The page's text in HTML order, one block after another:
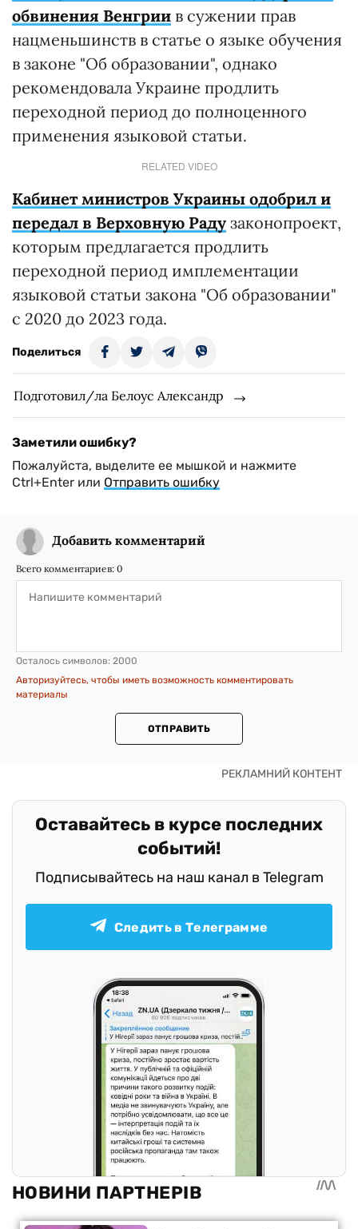
обвинения Венгрии в сужении прав
нацменьшинств в статье о языке обучения
в законе "Об образовании", однако
рекомендовала Украине продлить
переходной период до полноценного
применения языковой статьи.
RELATED VIDEO
Кабинет министров Украины одобрил и
передал в Верховную Раду законопроект,
которым предлагается продлить
переходной период имплементации
языковой статьи закона "Об образовании"
с 2020 до 2023 года.
Поделиться
Подготовил/ла Белоус Александр
Заметили ошибку?
Пожалуйста, выделите ее мышкой и нажмите
Ctrl+Enter или Отправить ошибку
Добавить комментарий
Всего комментариев: 0
Осталось символов: 2000
Авторизуйтесь, чтобы иметь возможность комментировать
материалы
ОТПРАВИТЬ
Оставайтесь в курсе последних
событий!
Подписывайтесь на наш канал в Telegram
Следить в Телеграмме